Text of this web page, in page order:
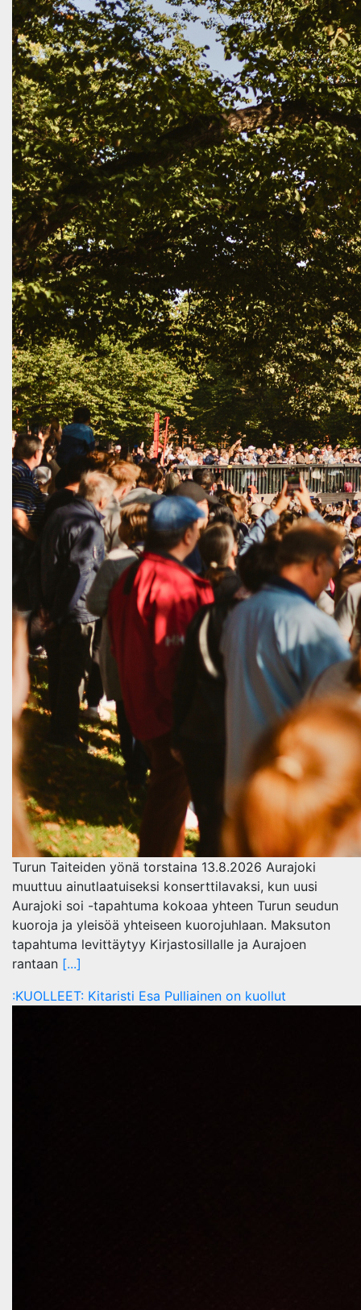
Turun Taiteiden yönä torstaina 13.8.2026 Aurajoki
muuttuu ainutlaatuiseksi konserttilavaksi, kun uusi
Aurajoki soi -tapahtuma kokoaa yhteen Turun seudun
kuoroja ja yleisöä yhteiseen kuorojuhlaan. Maksuton
tapahtuma levittäytyy Kirjastosillalle ja Aurajoen
rantaan [...]
:KUOLLEET: Kitaristi Esa Pulliainen on kuollut